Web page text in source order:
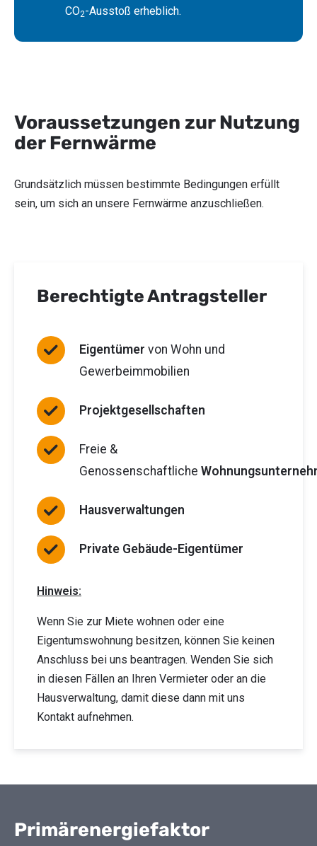
CO2-Ausstoß erheblich.
Voraussetzungen zur Nutzung
der Fernwärme
Grundsätzlich müssen bestimmte Bedingungen erfüllt
sein, um sich an unsere Fernwärme anzuschließen.
Berechtigte Antragsteller
Eigentümer von Wohn und
Gewerbeimmobilien
Projektgesellschaften
Freie &
Genossenschaftliche
Hausverwaltungen
Private Gebäude-Eigentümer
Hinweis:
Wenn Sie zur Miete wohnen oder eine
Eigentumswohnung besitzen, können Sie keinen
Anschluss bei uns beantragen. Wenden Sie sich
in diesen Fällen an Ihren Vermieter oder an die
Hausverwaltung, damit diese dann mit uns
Kontakt aufnehmen.
Primärenergiefaktor